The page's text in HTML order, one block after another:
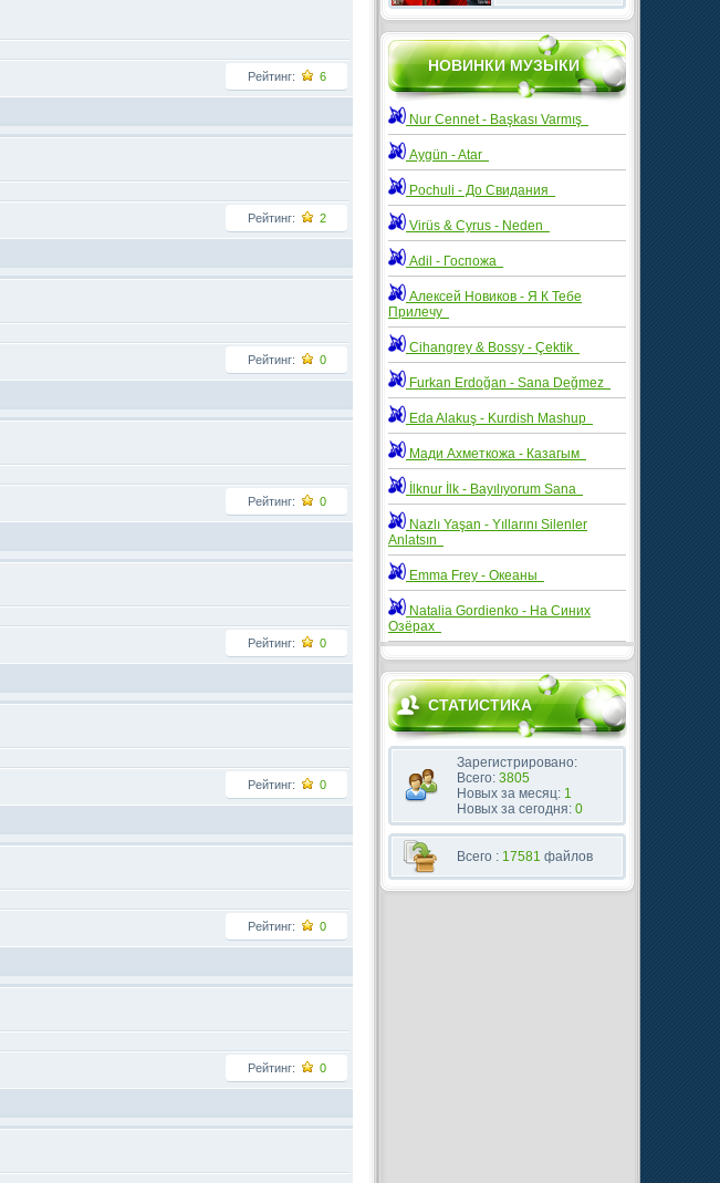
Рейтинг: 6
Рейтинг: 2
Рейтинг: 0
Рейтинг: 0
Рейтинг: 0
Рейтинг: 0
Рейтинг: 0
Рейтинг: 0
НОВИНКИ МУЗЫКИ
Nur Cennet - Başkası Varmış
Aygün - Atar
Pochuli - До Свидания
Virüs & Cyrus - Neden
Adil - Госпожа
Алексей Новиков - Я К Тебе
Прилечу
Cihangrey & Bossy - Çektik
Furkan Erdoğan - Sana Değmez
Eda Alakuş - Kurdish Mashup
Мади Ахметкожа - Казагым
İlknur İlk - Bayılıyorum Sana
Nazlı Yaşan - Yıllarını Silenler
Anlatsın
Emma Frey - Океаны
Natalia Gordienko - На Синих
Озёрах
СТАТИСТИКА
Зарегистрировано:
Всего: 3805
Новых за месяц: 1
Новых за сегодня: 0
Всего : 17581 файлов